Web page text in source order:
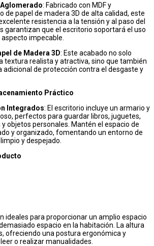
: Fabricado con MDF y
de papel de madera 3D de alta calidad, este
resistencia a la tensión y al paso del
garantizan que el escritorio soportará el uso
impecable.
de Madera 3D: Este acabado no solo
textura realista y atractiva, sino que también
adicional de protección contra el desgaste y
Práctico
Integrados: El escritorio incluye un armario y
perfectos para guardar libros, juguetes,
objetos personales. Mantén el espacio de
y organizado, fomentando un entorno de
y despejado.
ideales para proporcionar un amplio espacio
espacio en la habitación. La altura
ofreciendo una postura ergonómica y
o realizar manualidades.